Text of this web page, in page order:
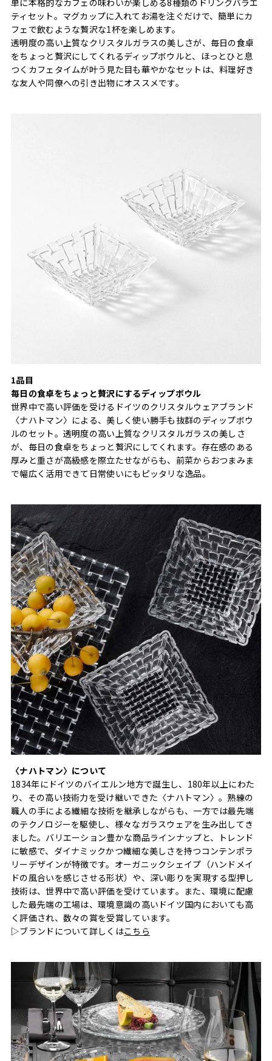
ティセット。マグカップに入れてお湯を注ぐだけで、簡単にカ
フェで飲むような贅沢な1杯を楽しめます。
透明度の高い上質なクリスタルガラスの美しさが、毎日の食卓
をちょっと贅沢にしてくれるディップボウルと、ほっとひと息
つくカフェタイムが叶う見た目も華やかなセットは、料理好き
な友人や同僚への引き出物にオススメです。
1品目
毎日の食卓をちょっと贅沢にするディップボウル
世界中で高い評価を受けるドイツのクリスタルウェアブランド
〈ナハトマン〉による、美しく使い勝手も抜群のディップボウ
ルのセット。透明度の高い上質なクリスタルガラスの美しさ
が、毎日の食卓をちょっと贅沢にしてくれます。存在感のある
厚みと重さが高級感を際立たせながらも、前菜からおつまみま
で幅広く活用できて日常使いにもピッタリな逸品。
〈ナハトマン〉について
1834年にドイツのバイエルン地方で誕生し、180年以上にわた
り、その高い技術力を受け継いできた〈ナハトマン〉。熟練の
職人の手による繊細な技術を継承しながらも、一方では最先端
のテクノロジーを駆使し、様々なガラスウェアを生み出してき
ました。バリエーション豊かな商品ラインナップと、トレンド
に敏感で、ダイナミックかつ繊細な美しさを持つコンテンポラ
リーデザインが特徴です。オーガニックシェイプ（ハンドメイ
ドの風合いを感じさせる形状）や、深い彫りを実現する型押し
技術は、世界中で高い評価を受けています。また、環境に配慮
した最先端の工場は、環境意識の高いドイツ国内においても高
く評価され、数々の賞を受賞しています。
▷ブランドについて詳しくはこちら